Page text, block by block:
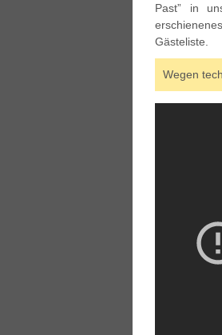
Past” in
Gästeliste.
Wegen